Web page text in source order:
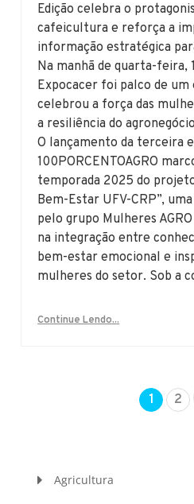
Edição celebra o
cafeicultura e reforça a
informação estratégica
Na manhã de quarta-feira,
Expocacer foi palco de um
celebrou a força das
a resiliência do
O lançamento da terceira
100PORCENTOAGRO
temporada 2025 do
Bem-Estar UFV-CRP”,
pelo grupo Mulheres
na integração entre
bem-estar emocional e
mulheres do setor. Sob a
Continue Lendo...
1 2
Agricultura